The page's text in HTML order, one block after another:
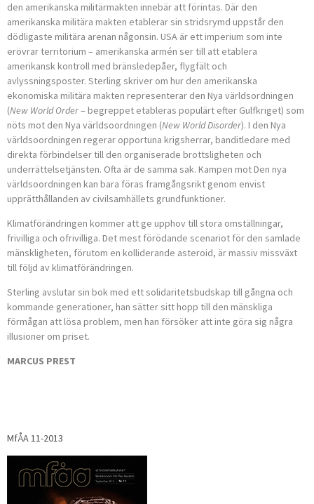
den amerikanska militärmakten innebär att förintas. Där den
amerikanska militära makten etablerar sin stridsrymd uppstår den
dödligaste militära arenan någonsin. USA är ett imperium som inte
erövrar territorium – amerikanska armén ser till att etablera
amerikansk kontroll med bränsledepåer, flygfält och
avlyssningsposter. Sterling skriver om hur den amerikanska
ekonomiska militära makten representerar den Nya världsordningen
(New World Order– begreppet etableras populärt efter Gulfkriget) som
nöts mot den Nya världsoordningen (New World Disorder). I den Nya
världsoordningen regerar opportuna krigsherrar, banditledare med
direkta förbindelser till den organiserade brottsligheten och
underrättelsetjänsten. Ofta är de samma sak. Kampen mot Den nya
världsoordningen kan bara föras framgångsrikt genom envist
upprätthållanden av civilsamhällets grundfunktioner.
Klimatförändringen kommer att ge upphov till stora omställningar,
frivilliga och ofrivilliga. Det mest förödande scenariot för den samlade
mänskligheten, förutom en kolliderande asteroid, är massiv missväxt
till följd av klimatförändringen.
Sterling avslutar sin bok med ett solidaritetsbudskap till gångna och
kommande generationer, han sätter sitt hopp till den mänskliga
förmågan att lösa problem, men han försöker att inte göra sig några
illusioner om priset.
MARCUS PREST
MfÅA 11-2013